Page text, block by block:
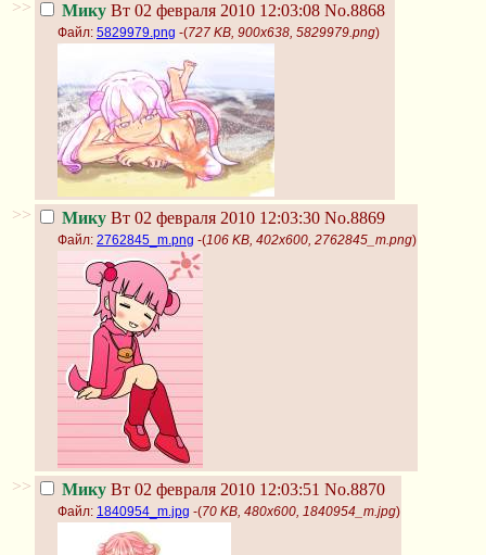
>> Мику Вт 02 февраля 2010 12:03:08 No.8868
Файл: 5829979.png -(727 KB, 900x638, 5829979.png)
>> Мику Вт 02 февраля 2010 12:03:30 No.8869
Файл: 2762845_m.png -(106 KB, 402x600, 2762845_m.png)
>> Мику Вт 02 февраля 2010 12:03:51 No.8870
Файл: 1840954_m.jpg -(70 KB, 480x600, 1840954_m.jpg)